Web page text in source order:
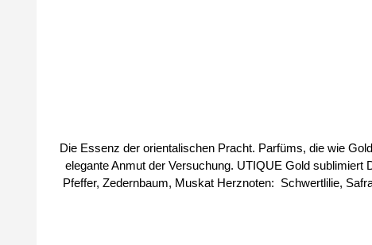
Die Essenz der orientalischen Pracht. Parfüms, die wie
elegante Anmut der Versuchung. UTIQUE Gold sublimiert Deine Persönlichkeit.
Pfeffer, Zedernbaum, Muskat Herznoten: Schwertlilie, Safran, Vetiver Basisnote: Cypriol, Patchouli, schwarzer Moschus, Bernstein Größe: 100ml Parfüm-Konzentrat: 20% Bei uns